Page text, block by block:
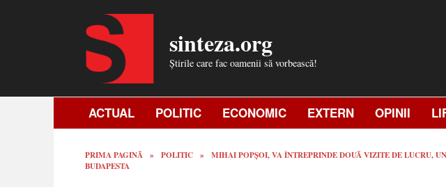
sinteza.org
Știrile care fac oamenii să vorbească!
ACTUAL POLITIC ECONOMIC EXTERN OPINII
PRIMA PAGINĂ » POLITIC »
MIHAI POPȘOI, VA ÎNTREPRINDE DOUĂ VIZITE DE LUCRU,
BUDAPESTA